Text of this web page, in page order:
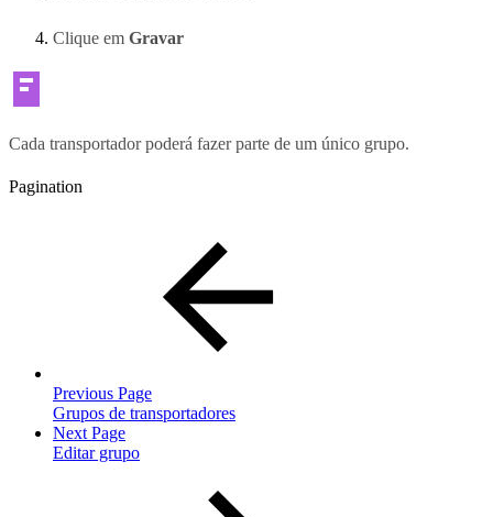
Clique em Gravar
Cada transportador poderá fazer parte de um único grupo.
Pagination
Previous Page
Grupos de transportadores
Next Page
Editar grupo